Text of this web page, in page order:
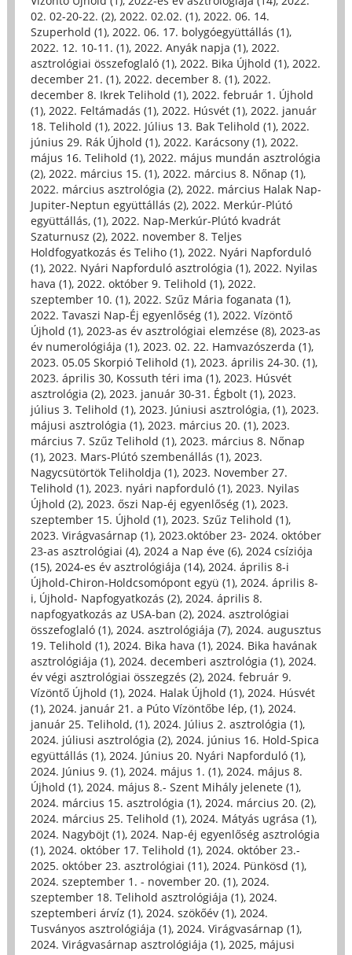
02. 02-20-22. (2), 2022. 02.02. (1), 2022. 06. 14.
Szuperhold (1), 2022. 06. 17. bolygóegyüttállás (1),
2022. 12. 10-11. (1), 2022. Anyák napja (1), 2022.
asztrológiai összefoglaló (1), 2022. Bika Újhold (1), 2022.
december 21. (1), 2022. december 8. (1), 2022.
december 8. Ikrek Telihold (1), 2022. február 1. Újhold
(1), 2022. Feltámadás (1), 2022. Húsvét (1), 2022. január
18. Telihold (1), 2022. Július 13. Bak Telihold (1), 2022.
június 29. Rák Újhold (1), 2022. Karácsony (1), 2022.
május 16. Telihold (1), 2022. május mundán asztrológia
(2), 2022. március 15. (1), 2022. március 8. Nőnap (1),
2022. március asztrológia (2), 2022. március Halak Nap-
Jupiter-Neptun együttállás (2), 2022. Merkúr-Plútó
együttállás, (1), 2022. Nap-Merkúr-Plútó kvadrát
Szaturnusz (2), 2022. november 8. Teljes
Holdfogyatkozás és Teliho (1), 2022. Nyári Napforduló
(1), 2022. Nyári Napforduló asztrológia (1), 2022. Nyilas
hava (1), 2022. október 9. Telihold (1), 2022.
szeptember 10. (1), 2022. Szűz Mária foganata (1),
2022. Tavaszi Nap-Éj egyenlőség (1), 2022. Vízöntő
Újhold (1), 2023-as év asztrológiai elemzése (8), 2023-as
év numerológiája (1), 2023. 02. 22. Hamvazószerda (1),
2023. 05.05 Skorpió Telihold (1), 2023. április 24-30. (1),
2023. április 30, Kossuth téri ima (1), 2023. Húsvét
asztrológia (2), 2023. január 30-31. Égbolt (1), 2023.
július 3. Telihold (1), 2023. Júniusi asztrológia, (1), 2023.
májusi asztrológia (1), 2023. március 20. (1), 2023.
március 7. Szűz Telihold (1), 2023. március 8. Nőnap
(1), 2023. Mars-Plútó szembenállás (1), 2023.
Nagycsütörtök Teliholdja (1), 2023. November 27.
Telihold (1), 2023. nyári napforduló (1), 2023. Nyilas
Újhold (2), 2023. őszi Nap-éj egyenlőség (1), 2023.
szeptember 15. Újhold (1), 2023. Szűz Telihold (1),
2023. Virágvasárnap (1), 2023.október 23- 2024. október
23-as asztrológiai (4), 2024 a Nap éve (6), 2024 csíziója
(15), 2024-es év asztrológiája (14), 2024. április 8-i
Újhold-Chiron-Holdcsomópont együ (1), 2024. április 8-
i, Újhold- Napfogyatkozás (2), 2024. április 8.
napfogyatkozás az USA-ban (2), 2024. asztrológiai
összefoglaló (1), 2024. asztrológiája (7), 2024. augusztus
19. Telihold (1), 2024. Bika hava (1), 2024. Bika havának
asztrológiája (1), 2024. decemberi asztrológia (1), 2024.
év végi asztrológiai összegzés (2), 2024. február 9.
Vízöntő Újhold (1), 2024. Halak Újhold (1), 2024. Húsvét
(1), 2024. január 21. a Púto Vízöntőbe lép, (1), 2024.
január 25. Telihold, (1), 2024. Július 2. asztrológia (1),
2024. júliusi asztrológia (2), 2024. június 16. Hold-Spica
együttállás (1), 2024. Június 20. Nyári Napforduló (1),
2024. Június 9. (1), 2024. május 1. (1), 2024. május 8.
Újhold (1), 2024. május 8.- Szent Mihály jelenete (1),
2024. március 15. asztrológia (1), 2024. március 20. (2),
2024. március 25. Telihold (1), 2024. Mátyás ugrása (1),
2024. Nagyböjt (1), 2024. Nap-éj egyenlőség asztrológia
(1), 2024. október 17. Telihold (1), 2024. október 23.-
2025. október 23. asztrológiai (11), 2024. Pünkösd (1),
2024. szeptember 1. - november 20. (1), 2024.
szeptember 18. Telihold asztrológiája (1), 2024.
szeptemberi árvíz (1), 2024. szökőév (1), 2024.
Tusványos asztrológiája (1), 2024. Virágvasárnap (1),
2024. Virágvasárnap asztrológiája (1), 2025, májusi